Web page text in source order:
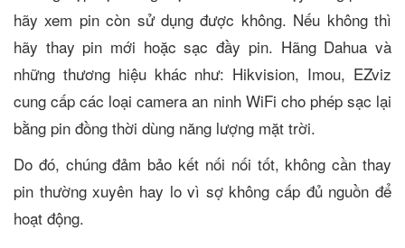
hãy xem pin còn sử dụng được không. Nếu không thì
hãy thay pin mới hoặc sạc đầy pin. Hãng Dahua và
những thương hiệu khác như: Hikvision, Imou, EZviz
cung cấp các loại camera an ninh WiFi cho phép sạc lại
bằng pin đồng thời dùng năng lượng mặt trời.
Do đó, chúng đảm bảo kết nối nối tốt, không cần thay
pin thường xuyên hay lo vì sợ không cấp đủ nguồn để
hoạt động.